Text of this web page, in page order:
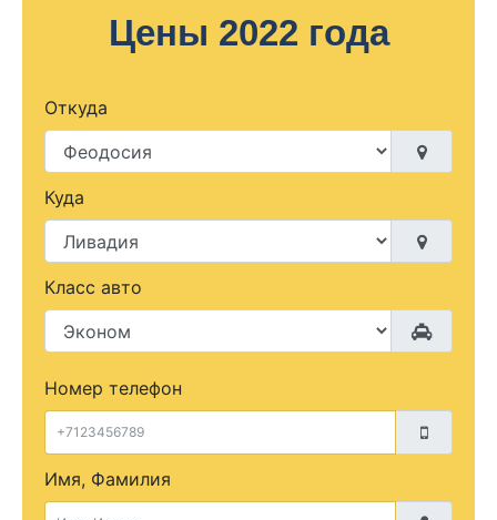
Цены 2022 года
Откуда
Куда
Класс авто
Номер телефон
Имя, Фамилия